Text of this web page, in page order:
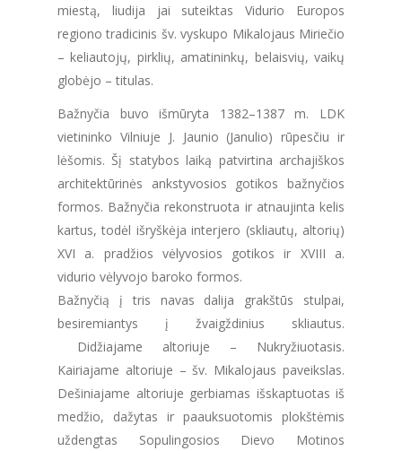
miestą, liudija jai suteiktas Vidurio Europos
regiono tradicinis šv. vyskupo Mikalojaus Miriečio
– keliautojų, pirklių, amatininkų, belaisvių, vaikų
globėjo – titulas.
Bažnyčia buvo išmūryta 1382–1387 m. LDK
vietininko Vilniuje J. Jaunio (Janulio) rūpesčiu ir
lėšomis. Šį statybos laiką patvirtina archajiškos
architektūrinės ankstyvosios gotikos bažnyčios
formos. Bažnyčia rekonstruota ir atnaujinta kelis
kartus, todėl išryškėja interjero (skliautų, altorių)
XVI a. pradžios vėlyvosios gotikos ir XVIII a.
vidurio vėlyvojo baroko formos.
Bažnyčią į tris navas dalija grakštūs stulpai,
besiremiantys į žvaigždinius skliautus.
Didžiajame altoriuje – Nukryžiuotasis.
Kairiajame altoriuje – šv. Mikalojaus paveikslas.
Dešiniajame altoriuje gerbiamas išskaptuotas iš
medžio, dažytas ir paauksuotomis plokštėmis
uždengtas Sopulingosios Dievo Motinos